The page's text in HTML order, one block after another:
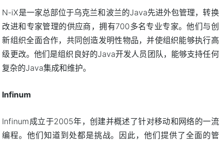
N-iX是一家总部位于乌克兰和波兰的Java先进外包管理，转换
改进和专家管理的供应商，拥有700多名专业专家。他们与创
新组织全面合作，共同创造发明性物品，并使组织能够执行高
级更改。他们是组织良好的Java开发人员团队，能够支持任何
复杂的Java集成和维护。
Infinum
Infinum成立于2005年，创建并概述了针对移动和网络的一流
编程。他们知道到处都是挑战。因此，他们提供了全面的管